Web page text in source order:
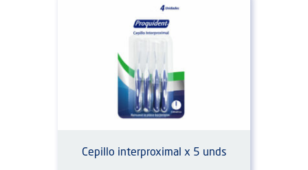
Cepillo interproximal x 5 unds